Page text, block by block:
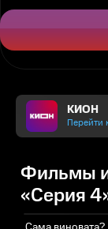
КИОН
Перейти
Фильмы
«Серия